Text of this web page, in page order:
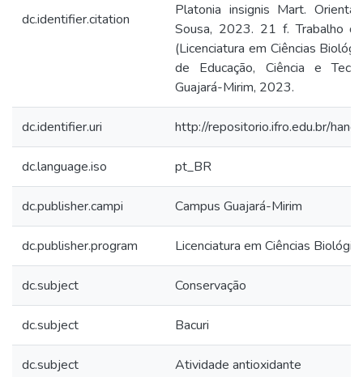
dc.identifier.citation
Platonia insignis Mart.
Sousa, 2023. 21 f. Trabalho
(Licenciatura em Ciências
de Educação, Ciência e
Guajará-Mirim, 2023.
dc.identifier.uri http://repositorio.ifro.edu.br/
dc.language.iso pt_BR
dc.publisher.campi Campus Guajará-Mirim
dc.publisher.program Licenciatura em Ciências
dc.subject Conservação
dc.subject Bacuri
dc.subject Atividade antioxidante